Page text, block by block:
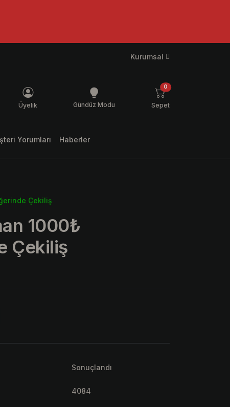
Kurumsal
mesaj
Üyelik Gündüz Modu
0 ürün
Sepet
Yorumları Haberler
Çekiliş
1000₺
Çekiliş
Sonuçlandı
4084